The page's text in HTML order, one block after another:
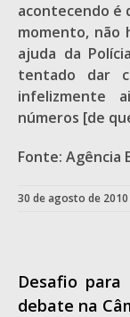
acontecendo é
momento, não
ajuda da
tentado dar
infelizmente
números [de
Fonte: Agência
30 de agosto de 2010
Desafio
debate na